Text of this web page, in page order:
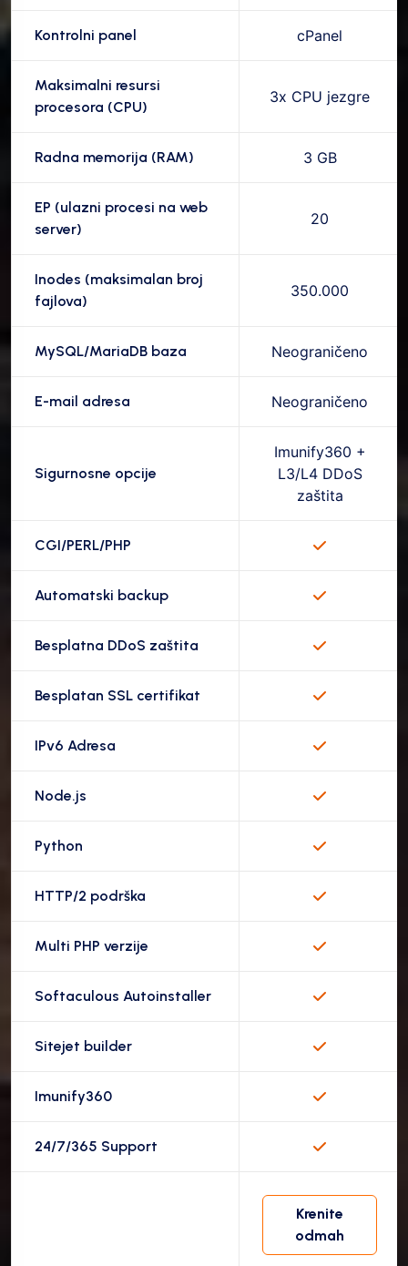
Kontrolni panel cPanel
Maksimalni resursi
procesora (CPU)
3x CPU jezgre
Radna memorija (RAM) 3 GB
EP (ulazni procesi na web
server)
20
Inodes (maksimalan broj
fajlova)
350.000
MySQL/MariaDB baza Neograničeno
E-mail adresa Neograničeno
Sigurnosne opcije
Imunify360 +
L3/L4 DDoS
zaštita
CGI/PERL/PHP
Automatski backup
Besplatna DDoS zaštita
Besplatan SSL certifikat
IPv6 Adresa
Node.js
Python
HTTP/2 podrška
Multi PHP verzije
Softaculous Autoinstaller
Sitejet builder
Imunify360
24/7/365 Support
Krenite
odmah